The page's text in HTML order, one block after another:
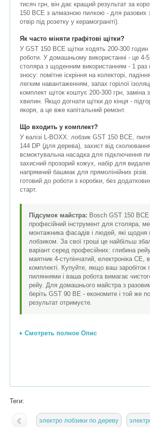
тисяч грн, він дає кращий результат за
150 BCE з алмазною пилкою - для разових
отвір під розетку у керамограніті).
Як часто міняти графітові щітки?
У GST 150 BCE щітки ходять 200-300 годин
роботи. У домашньому використанні - це 4-5
столяра з щоденним використанням - 1 раз
зносу: помітне іскріння на колекторі,
легким навантаженням, запах горілої
комплект щіток коштує 200-300 грн, заміна
хвилин. Якщо догнати щітки до кінця -
якоря, а це вже капітальний ремонт.
Що входить у комплект?
У валізі L-BOXX: лобзик GST 150 BCE,
144 DP (для дерева), захист від
всмоктувальна насадка для підключення
захисний прозорий кожух, набір для
напрямний башмак для прямолінійних
готовий до роботи з коробки, без
старт.
Підсумок майстра: Bosch GST 150
професійний інструмент для столяра,
монтажника фасадів і людей, які щодня
лобзиком. За свої гроші це найбільш
варіант серед професійних: глибина
маятник 4-ступінчатий, електроніка CE,
комплекті. Купуйте, якщо ваш заробіток
пиляннями і ваша робота вимагає
рейу. Для домашнього майстра з
беріть GST 90 BE - економите і той же
результат отримуєте.
Смотреть полное Опис
Теги:
электро лобзики по дереву